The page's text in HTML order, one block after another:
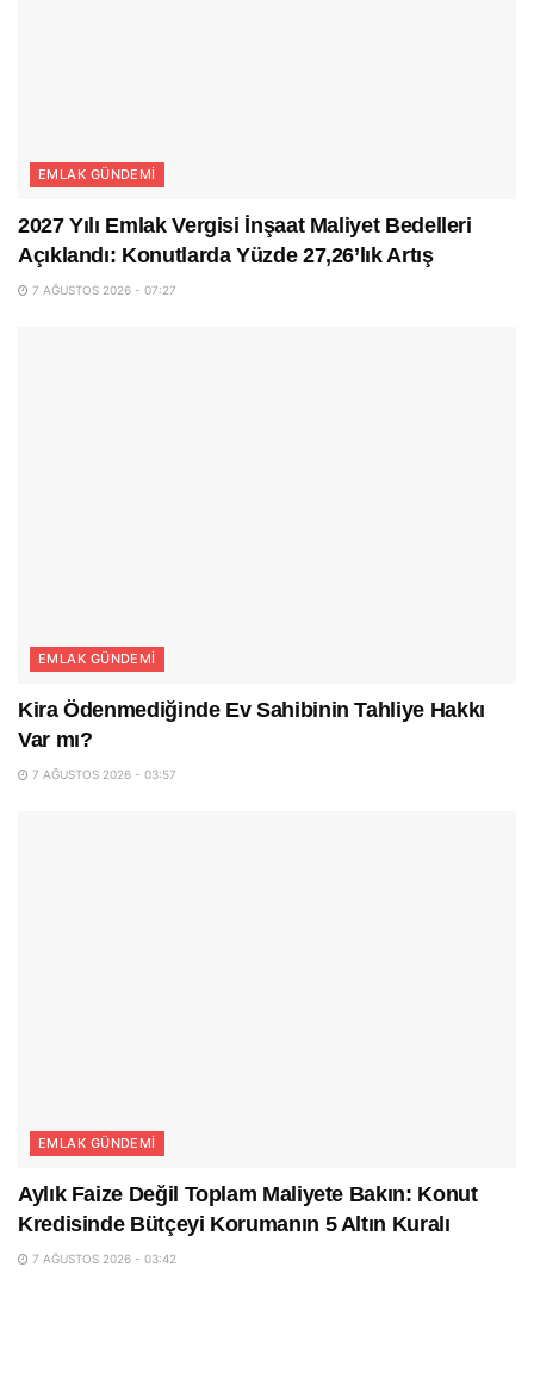
EMLAK GÜNDEMI
2027 Yılı Emlak Vergisi İnşaat Maliyet Bedelleri
Açıklandı: Konutlarda Yüzde 27,26’lık Artış
7 AĞUSTOS 2026 - 07:27
EMLAK GÜNDEMI
Kira Ödenmediğinde Ev Sahibinin Tahliye Hakkı
Var mı?
7 AĞUSTOS 2026 - 03:57
EMLAK GÜNDEMI
Aylık Faize Değil Toplam Maliyete Bakın: Konut
Kredisinde Bütçeyi Korumanın 5 Altın Kuralı
7 AĞUSTOS 2026 - 03:42